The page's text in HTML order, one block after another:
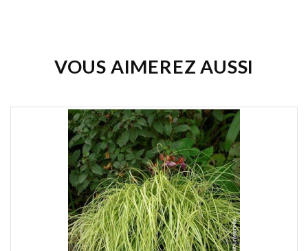
VOUS AIMEREZ AUSSI